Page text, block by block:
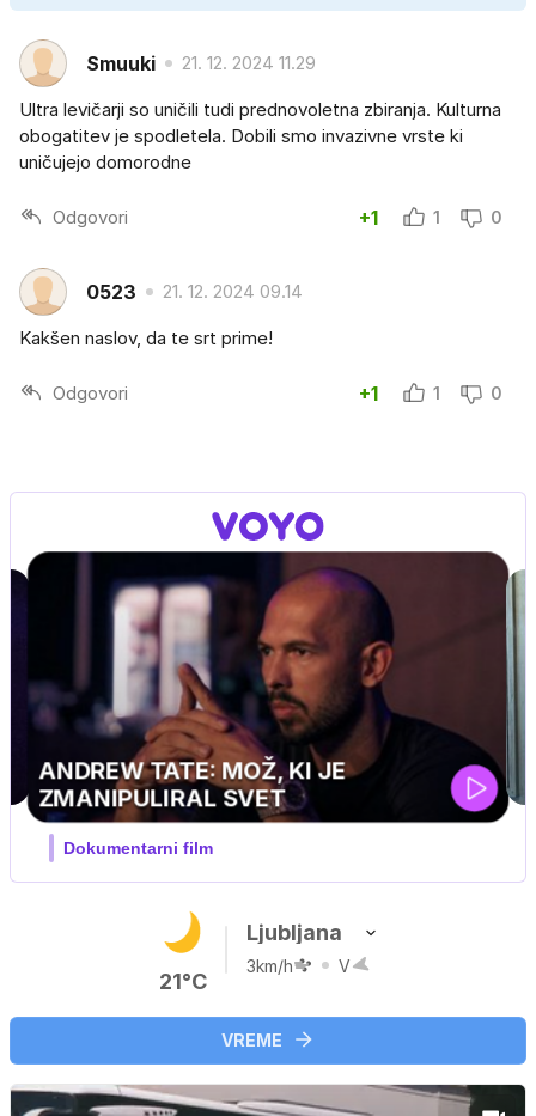
Smuuki 21. 12. 2024 11.29
Ultra levičarji so uničili tudi prednovoletna zbiranja. Kulturna
obogatitev je spodletela. Dobili smo invazivne vrste ki
uničujejo domorodne
Odgovori +1 1 0
0523 21. 12. 2024 09.14
Kakšen naslov, da te srt prime!
Odgovori +1 1 0
MOJ PRIJATELJ PINGVIN
Film meseca / družinski, pustolovski
21°C
Ljubljana
3km/h V
VREME